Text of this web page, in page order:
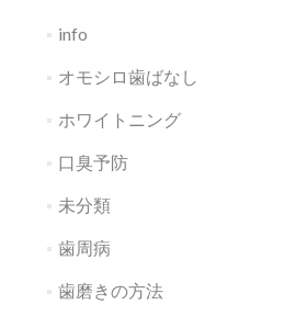
info
オモシロ歯ばなし
ホワイトニング
口臭予防
未分類
歯周病
歯磨きの方法